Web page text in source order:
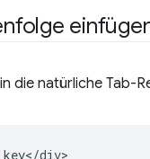
die natürliche Tab-